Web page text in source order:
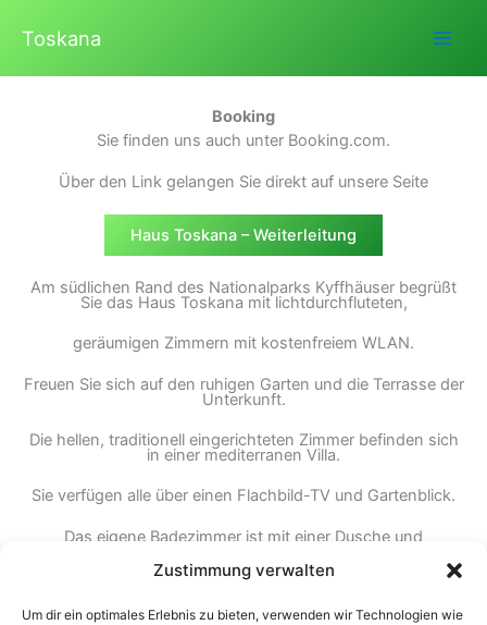
Zustimmung verwalten
Um dir ein optimales Erlebnis zu bieten, verwenden wir Technologien wie
InhaltToskana
Booking
Sie finden uns auch unter Booking.com.
Über den Link gelangen Sie direkt auf unsere Seite
Haus Toskana – Weiterleitung
Am südlichen Rand des Nationalparks Kyffhäuser begrüßt
Sie das Haus Toskana mit lichtdurchfluteten,
geräumigen Zimmern mit kostenfreiem WLAN.
Freuen Sie sich auf den ruhigen Garten und die Terrasse der
Unterkunft.
Die hellen, traditionell eingerichteten Zimmer befinden sich
in einer mediterranen Villa.
Sie verfügen alle über einen Flachbild-TV und Gartenblick.
Das eigene Badezimmer ist mit einer Dusche und
erreichen Sie verschiedene gastronomische Einrichtungen,